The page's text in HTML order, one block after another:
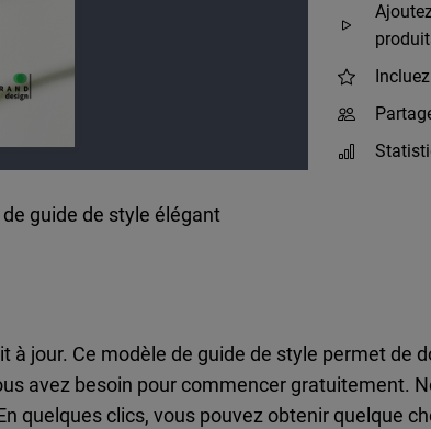
guide de style élégant
jour. Ce modèle de guide de style permet de
avez besoin pour commencer gratuitement.
quelques clics, vous pouvez obtenir quelque